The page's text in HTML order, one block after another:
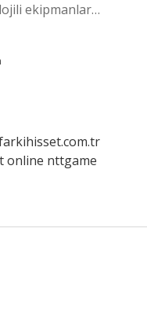
ekipmanlar…
online nttgame